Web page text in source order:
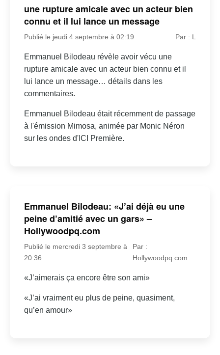
une rupture amicale avec un acteur bien
connu et il lui lance un message
Publié le jeudi 4 septembre à 02:19 Par : L
Emmanuel Bilodeau révèle avoir vécu une
rupture amicale avec un acteur bien connu et il
lui lance un message… détails dans les
commentaires.
Emmanuel Bilodeau était récemment de passage
à l'émission Mimosa, animée par Monic Néron
sur les ondes d'ICI Première.
Emmanuel Bilodeau: «J’ai déjà eu une
peine d’amitié avec un gars» –
Hollywoodpq.com
Publié le mercredi 3 septembre à
20:36
Par :
Hollywoodpq.com
«J’aimerais ça encore être son ami»
«J’ai vraiment eu plus de peine, quasiment,
qu’en amour»